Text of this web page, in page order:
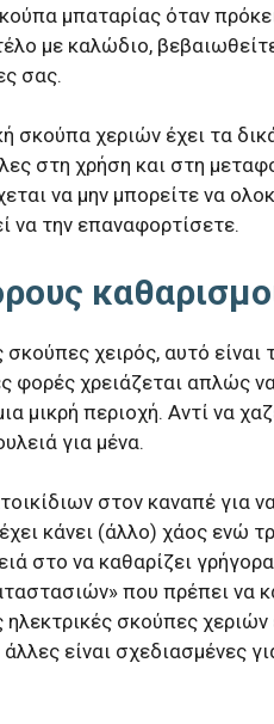
μπαταρίας όταν
με καλώδιο,
σας.
σκούπα χεριών έχει τα
στη χρήση και στη
να μην μπορείτε να
να την επαναφορτίσετε.
σκούπες χειρός, αυτό
χρειάζεται απλώς
μικρή περιοχή. Αντί να
για μένα.
στον καναπέ για
κάνει (άλλο) χάος ενώ
στο να καθαρίζει
που πρέπει να
σκούπες χεριών
είναι σχεδιασμένες